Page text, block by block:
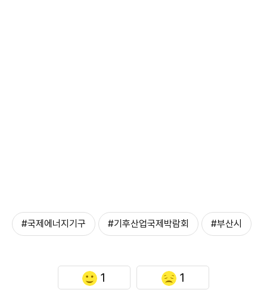
#국제에너지기구 #기후산업국제박람회 #부산시
1 1